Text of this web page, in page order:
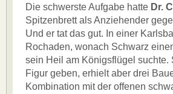
Die schwerste Aufgabe hatte Dr.
Spitzenbrett als Anziehender
Und er tat das gut. In einer
Rochaden, wonach Schwarz
sein Heil am Königsflügel
Figur geben, erhielt aber drei
Kombination mit der offenen